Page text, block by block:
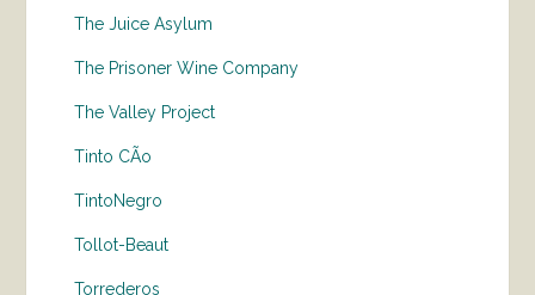
The Juice Asylum
The Prisoner Wine Company
The Valley Project
Tinto CÃo
TintoNegro
Tollot-Beaut
Torrederos